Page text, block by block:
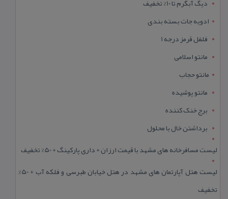
ادویه جات بسته بندی
فلفل قرمز درجه 1
مانتو اسلامی
مانتو حجاب
مانتو پوشیده
برج خنک کننده
برداشتن خال با محلول
لیست مسافرخانه های مشهد با قیمت ارزان + داری پارکینگ + 50% تخفیف
لیست هتل آپارتمان های مشهد در هتل خیابان طبرسی و فلکه آب + 50%
تخفیف